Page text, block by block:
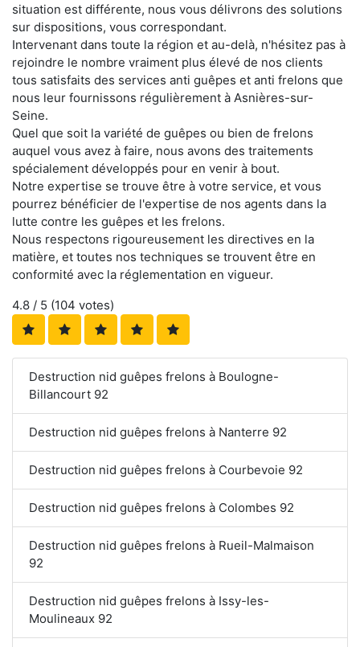
situation est différente, nous vous délivrons des solutions
sur dispositions, vous correspondant.
Intervenant dans toute la région et au-delà, n'hésitez pas à
rejoindre le nombre vraiment plus élevé de nos clients
tous satisfaits des services anti guêpes et anti frelons que
nous leur fournissons régulièrement à Asnières-sur-
Seine.
Quel que soit la variété de guêpes ou bien de frelons
auquel vous avez à faire, nous avons des traitements
spécialement développés pour en venir à bout.
Notre expertise se trouve être à votre service, et vous
pourrez bénéficier de l'expertise de nos agents dans la
lutte contre les guêpes et les frelons.
Nous respectons rigoureusement les directives en la
matière, et toutes nos techniques se trouvent être en
conformité avec la réglementation en vigueur.
4.8 / 5 (104 votes)
Destruction nid guêpes frelons à Boulogne-
Billancourt 92
Destruction nid guêpes frelons à Nanterre 92
Destruction nid guêpes frelons à Courbevoie 92
Destruction nid guêpes frelons à Colombes 92
Destruction nid guêpes frelons à Rueil-Malmaison
92
Destruction nid guêpes frelons à Issy-les-
Moulineaux 92